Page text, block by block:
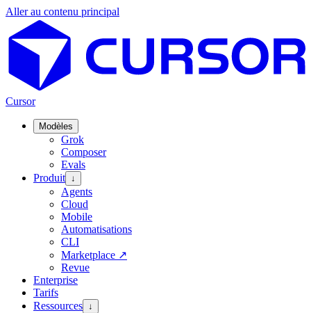
Aller au contenu principal
Cursor
Modèles
Grok
Composer
Evals
Produit ↓
Agents
Cloud
Mobile
Automatisations
CLI
Marketplace ↗
Revue
Enterprise
Tarifs
Ressources ↓